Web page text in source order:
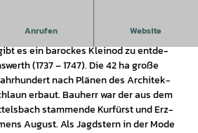
Anrufen Website
es ein ba­ro­ckes Klein­od zu ent­de­
(1737 – 1747). Die 42 ha gro­ße
nach Plä­nen des Ar­chi­tek­
er­baut. Bau­herr war der aus dem
stam­men­de Kur­fürst und Erz­
Au­gust. Als Jagd­stern in der Mo­de